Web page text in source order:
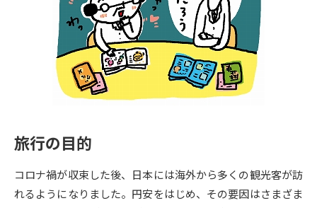
専門学校の資料請求 大学院の資料請求
留学・進学関連、塾・予備校
大学入学共通テスト「受験案
内」の請求
大学入学共通テスト「受験上の
高等学校卒業程度認定試験
幼稚園教員資格認定試験
高等学校（情報）教員資格認定
試験
旅行の目的
コロナ禍が収束した後、日本には海外から多くの観光客が訪
れるようになりました。円安をはじめ、その要因はさまざま